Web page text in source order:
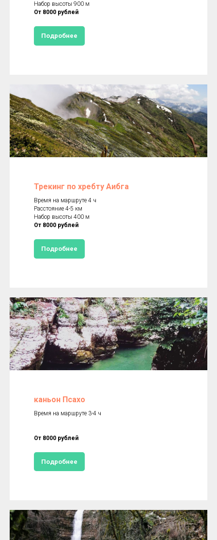
Набор высоты 900 м
От 8000 рублей
Подробнее
Трекинг по хребту Аибга
Время на маршруте 4 ч
Расстояние 4-5 км
Набор высоты 400 м
От 8000 рублей
Подробнее
каньон Псахо
Время на маршруте 3-4 ч
От 8000 рублей
Подробнее